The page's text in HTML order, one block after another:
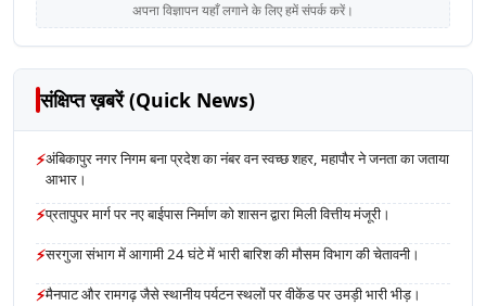
अपना विज्ञापन यहाँ लगाने के लिए हमें संपर्क करें।
संक्षिप्त ख़बरें (Quick News)
⚡अंबिकापुर नगर निगम बना प्रदेश का नंबर वन स्वच्छ शहर, महापौर ने जनता का जताया
आभार।
⚡प्रतापुपर मार्ग पर नए बाईपास निर्माण को शासन द्वारा मिली वित्तीय मंजूरी।
⚡सरगुजा संभाग में आगामी 24 घंटे में भारी बारिश की मौसम विभाग की चेतावनी।
⚡मैनपाट और रामगढ़ जैसे स्थानीय पर्यटन स्थलों पर वीकेंड पर उमड़ी भारी भीड़।